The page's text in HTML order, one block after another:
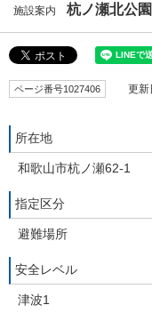
施設案内 杭ノ瀬北公園
ページ番号1027406 更新
所在地
和歌山市杭ノ瀬62-1
指定区分
避難場所
安全レベル
津波1